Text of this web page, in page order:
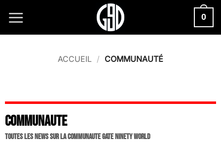
0
ACCUEIL / COMMUNAUTÉ
COMMUNAUTE
TOUTES LES NEWS SUR LA COMMUNAUTE GATE NINETY WORLD